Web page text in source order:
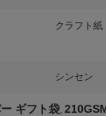
クラフト紙
シンセン
ギフト袋,